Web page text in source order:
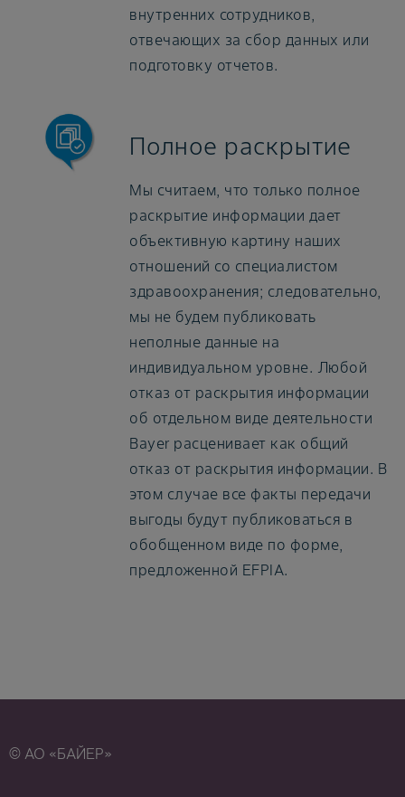
внутренних сотрудников,
отвечающих за сбор данных или
подготовку отчетов.
Полное раскрытие
Мы считаем, что только полное
раскрытие информации дает
объективную картину наших
отношений со специалистом
здравоохранения; следовательно,
мы не будем публиковать
неполные данные на
индивидуальном уровне. Любой
отказ от раскрытия информации
об отдельном виде деятельности
Bayer расценивает как общий
отказ от раскрытия информации. В
этом случае все факты передачи
выгоды будут публиковаться в
обобщенном виде по форме,
предложенной EFPIA.
© АО «БАЙЕР»